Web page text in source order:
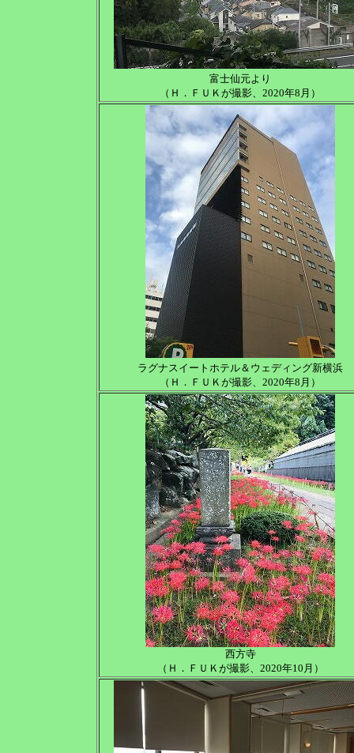
富士仙元より
（Ｈ．ＦＵＫが撮影、2020年8月）
ラグナスイートホテル＆ウェディング新横浜
（Ｈ．ＦＵＫが撮影、2020年8月）
西方寺
（Ｈ．ＦＵＫが撮影、2020年10月）